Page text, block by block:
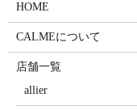
HOME
CALMEについて
店舗一覧
allier